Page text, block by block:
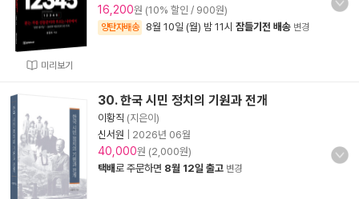
미리보기
16,200원 (10% 할인 / 900원)
양탄자배송 8월 10일 (월) 밤 11시 잠들기전 배송 변경
30. 한국 시민 정치의 기원과 전개
이황직 (지은이)
신서원
2026년 06월
40,000원 (2,000원)
택배로 주문하면 8월 12일 출고 변경